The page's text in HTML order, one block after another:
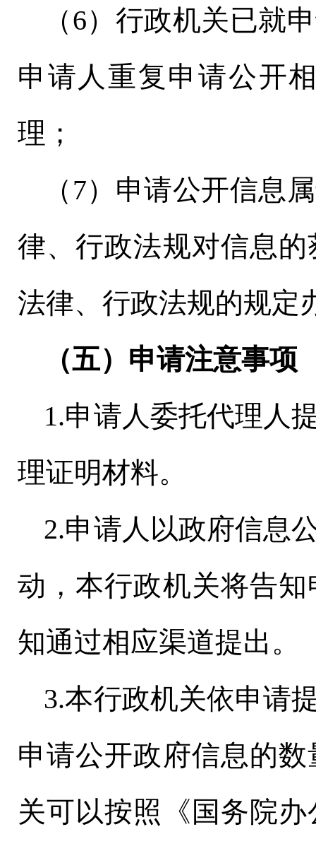
（6）行政机关已就
申请人重复申请公开
理；
（ 7）申请公开信息
律、行政法规对信息
法律、行政法规的规定
（五）申请注意事项
1.申请人委托代理人
理证明材料。
2.申请人以政府信息
动，本行政机关将告
知通过相应渠道提出。
3.本行政机关依申请
申请公开政府信息的
关可以按照《国务院